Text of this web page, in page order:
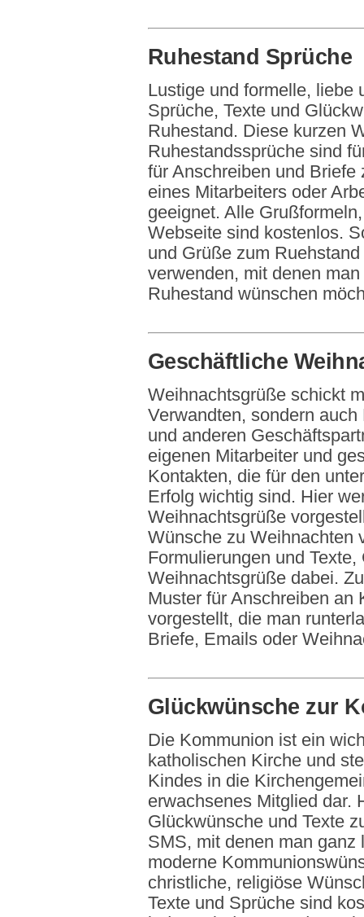
Ruhestand Sprüche
Lustige und formelle, liebe
Sprüche, Texte und
Ruhestand. Diese kurzen
Ruhestandssprüche sind
für Anschreiben und Briefe
eines Mitarbeiters oder
geeignet. Alle
Webseite sind kostenlos.
und Grüße zum
verwenden, mit denen
Ruhestand wünschen
Geschäftliche
Weihnachtsgrüße schickt
Verwandten, sondern
und anderen
eigenen Mitarbeiter und
Kontakten, die für den
Erfolg wichtig sind. Hier
Weihnachtsgrüße
Wünsche zu Weihnachten
Formulierungen und
Weihnachtsgrüße dabei.
Muster für Anschreiben an
vorgestellt, die man
Briefe, Emails oder
Glückwünsche zur
Die Kommunion ist ein
katholischen Kirche und
Kindes in die
erwachsenes Mitglied dar.
Glückwünsche und Texte
SMS, mit denen man
moderne
christliche, religiöse
Texte und Sprüche sind